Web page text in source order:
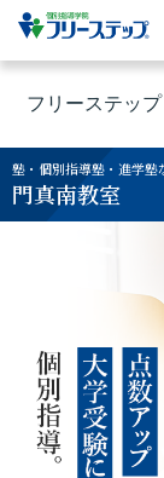
フリーステップ
塾・個別指導塾・進学塾
門真南教室